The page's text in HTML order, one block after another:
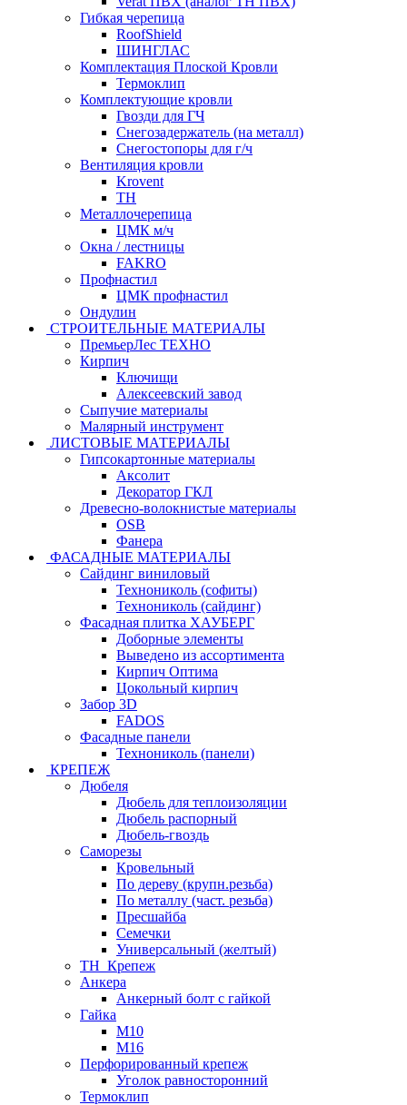
Гибкая черепица
RoofShield
ШИНГЛАС
Комплектация Плоской Кровли
Термоклип
Комплектующие кровли
Гвозди для ГЧ
Снегозадержатель (на металл)
Снегостопоры для г/ч
Вентиляция кровли
Krovent
ТН
Металлочерепица
ЦМК м/ч
Окна / лестницы
FAKRO
Профнастил
ЦМК профнастил
Ондулин
СТРОИТЕЛЬНЫЕ МАТЕРИАЛЫ
ПремьерЛес ТЕХНО
Кирпич
Ключищи
Алексеевский завод
Сыпучие материалы
Малярный инструмент
ЛИСТОВЫЕ МАТЕРИАЛЫ
Гипсокартонные материалы
Аксолит
Декоратор ГКЛ
Древесно-волокнистые материалы
OSB
Фанера
ФАСАДНЫЕ МАТЕРИАЛЫ
Сайдинг виниловый
Технониколь (софиты)
Технониколь (сайдинг)
Фасадная плитка ХАУБЕРГ
Доборные элементы
Выведено из ассортимента
Кирпич Оптима
Цокольный кирпич
Забор 3D
FADOS
Фасадные панели
Технониколь (панели)
КРЕПЕЖ
Дюбеля
Дюбель для теплоизоляции
Дюбель распорный
Дюбель-гвоздь
Саморезы
Кровельный
По дереву (крупн.резьба)
По металлу (част. резьба)
Пресшайба
Семечки
Универсальный (желтый)
ТН_Крепеж
Анкера
Анкерный болт с гайкой
Гайка
М10
М16
Перфорированный крепеж
Уголок равносторонний
Термоклип